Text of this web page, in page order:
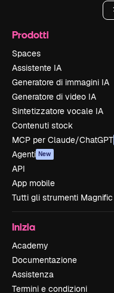
Prodotti
Spaces
Assistente IA
Generatore di immagini IA
Generatore di video IA
Sintetizzatore vocale IA
Contenuti stock
MCP per Claude/ChatGPT
Agenti New
API
App mobile
Tutti gli strumenti Magnific
Inizia
Academy
Documentazione
Assistenza
Termini e condizioni